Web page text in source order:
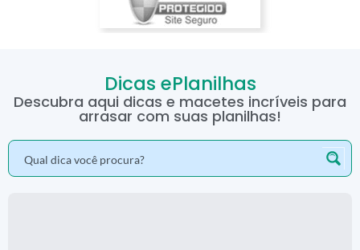
Dicas ePlanilhas
Descubra aqui dicas e macetes incríveis para
arrasar com suas planilhas!